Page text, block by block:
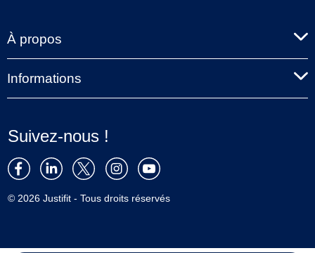
À propos
Informations
Suivez-nous !
© 2026 Justifit - Tous droits réservés